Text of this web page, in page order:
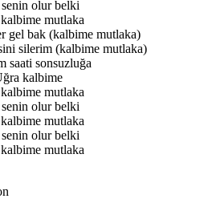
olur belki
mutlaka
gel bak (kalbime mutlaka)
silerim (kalbime mutlaka)
saati sonsuzluğa
kalbime
mutlaka
olur belki
mutlaka
olur belki
mutlaka